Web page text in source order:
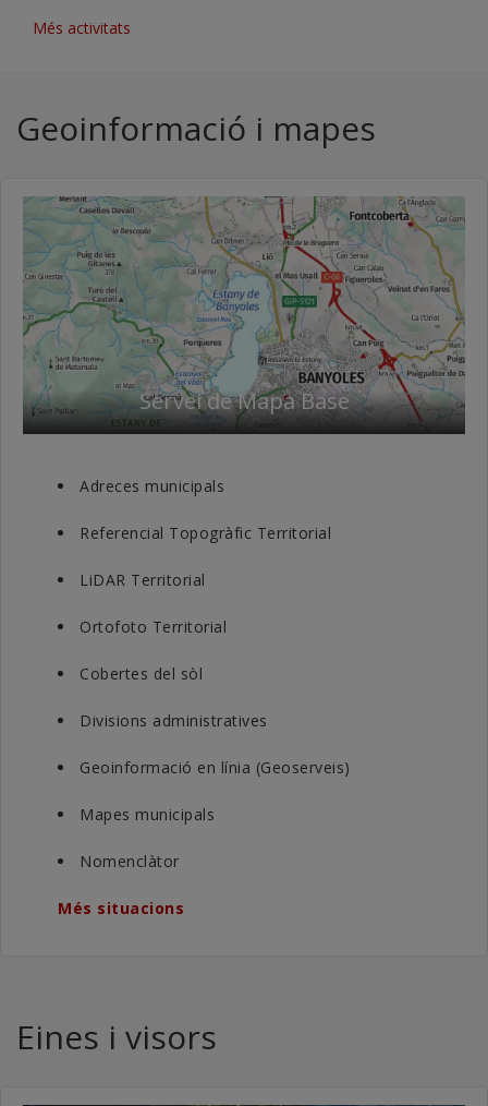
Més activitats
Geoinformació i mapes
Servei de Mapa Base
Adreces municipals
Referencial Topogràfic Territorial
LiDAR Territorial
Ortofoto Territorial
Cobertes del sòl
Divisions administratives
Geoinformació en línia (Geoserveis)
Mapes municipals
Nomenclàtor
Més situacions
Eines i visors